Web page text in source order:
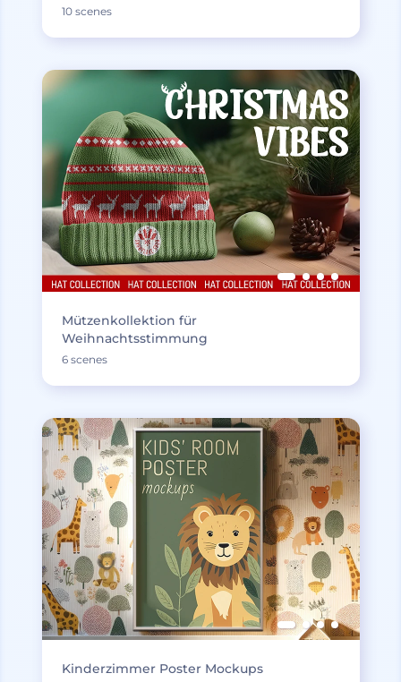
10 scenes
Mützenkollektion für
Weihnachtsstimmung
6 scenes
Kinderzimmer Poster Mockups